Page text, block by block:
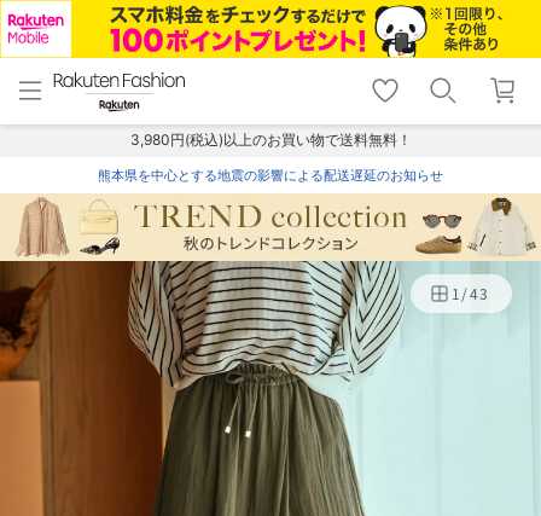
menu home
トップ
shopping_cart lock_outline
ログイン
3,980円(税込)以上のお買い物で送料無料！
熊本県を中心とする地震の影響による配送遅延のお知らせ
1/43